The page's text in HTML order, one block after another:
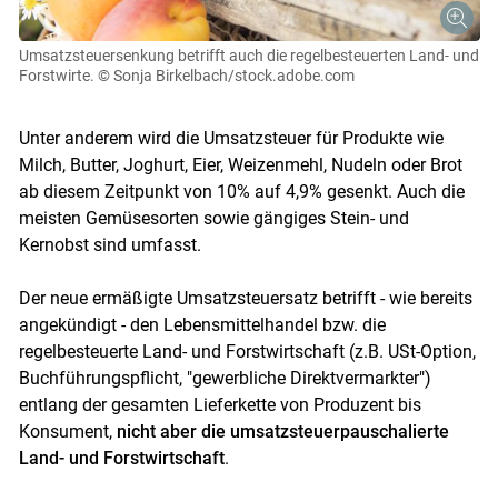
Skip to main content
Umsatzsteuersenkung betrifft auch die regelbesteuerten Land- und
Forstwirte. © Sonja Birkelbach/stock.adobe.com
Unter anderem wird die Umsatzsteuer für Produkte wie
Milch, Butter, Joghurt, Eier, Weizenmehl, Nudeln oder Brot
ab diesem Zeitpunkt von 10% auf 4,9% gesenkt. Auch die
meisten Gemüsesorten sowie gängiges Stein- und
Kernobst sind umfasst.
Der neue ermäßigte Umsatzsteuersatz betrifft - wie bereits
angekündigt - den Lebensmittelhandel bzw. die
regelbesteuerte Land- und Forstwirtschaft (z.B. USt-Option,
Buchführungspflicht, "gewerbliche Direktvermarkter")
entlang der gesamten Lieferkette von Produzent bis
Konsument, nicht aber die umsatzsteuerpauschalierte
Land- und Forstwirtschaft.